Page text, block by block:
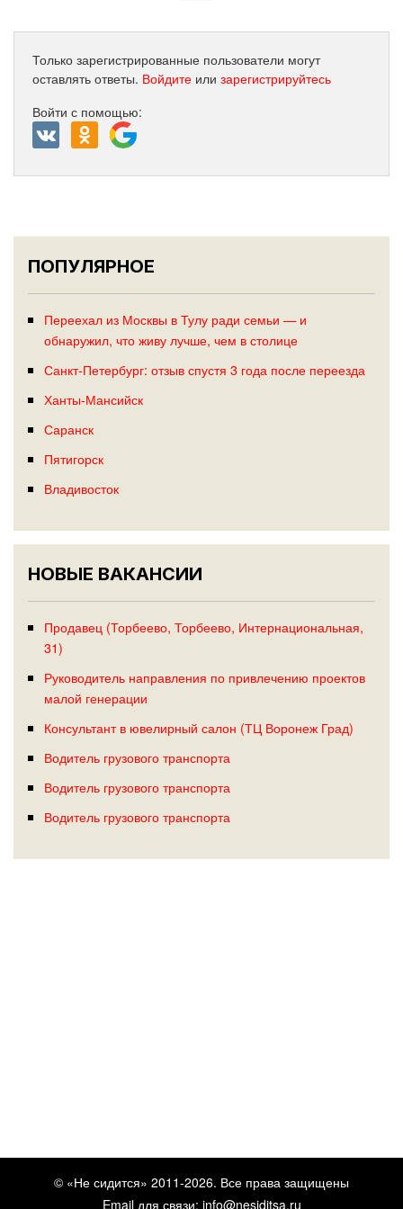
Только зарегистрированные пользователи могут
оставлять ответы. Войдите или зарегистрируйтесь
Войти с помощью:
ПОПУЛЯРНОЕ
Переехал из Москвы в Тулу ради семьи — и
обнаружил, что живу лучше, чем в столице
Санкт-Петербург: отзыв спустя 3 года после переезда
Ханты-Мансийск
Саранск
Пятигорск
Владивосток
НОВЫЕ ВАКАНСИИ
Продавец (Торбеево, Торбеево, Интернациональная,
31)
Руководитель направления по привлечению проектов
малой генерации
Консультант в ювелирный салон (ТЦ Воронеж Град)
Водитель грузового транспорта
Водитель грузового транспорта
Водитель грузового транспорта
© «Не сидится» 2011-2026. Все права защищены
Email для связи: info@nesiditsa.ru